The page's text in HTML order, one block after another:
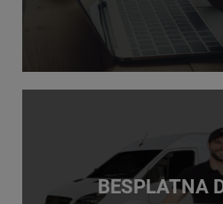
Preko 10.000 prodanih i
NA RATE,
BESPLATNA